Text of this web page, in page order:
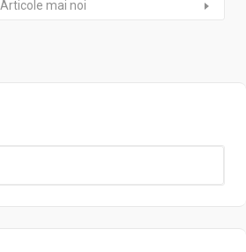
Articole mai noi